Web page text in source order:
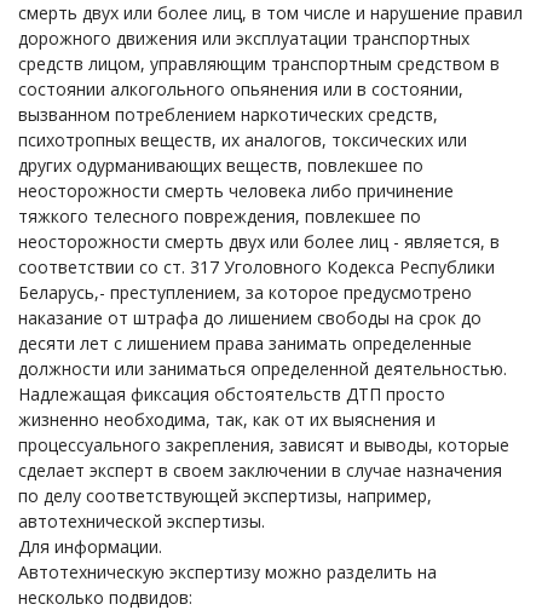
смерть двух или более лиц, в том числе и нарушение правил
дорожного движения или эксплуатации транспортных
средств лицом, управляющим транспортным средством в
состоянии алкогольного опьянения или в состоянии,
вызванном потреблением наркотических средств,
психотропных веществ, их аналогов, токсических или
других одурманивающих веществ, повлекшее по
неосторожности смерть человека либо причинение
тяжкого телесного повреждения, повлекшее по
неосторожности смерть двух или более лиц - является, в
соответствии со ст. 317 Уголовного Кодекса Республики
Беларусь,- преступлением, за которое предусмотрено
наказание от штрафа до лишением свободы на срок до
десяти лет с лишением права занимать определенные
должности или заниматься определенной деятельностью.
Надлежащая фиксация обстоятельств ДТП просто
жизненно необходима, так, как от их выяснения и
процессуального закрепления, зависят и выводы, которые
сделает эксперт в своем заключении в случае назначения
по делу соответствующей экспертизы, например,
автотехнической экспертизы.
Для информации.
Автотехническую экспертизу можно разделить на
несколько подвидов: